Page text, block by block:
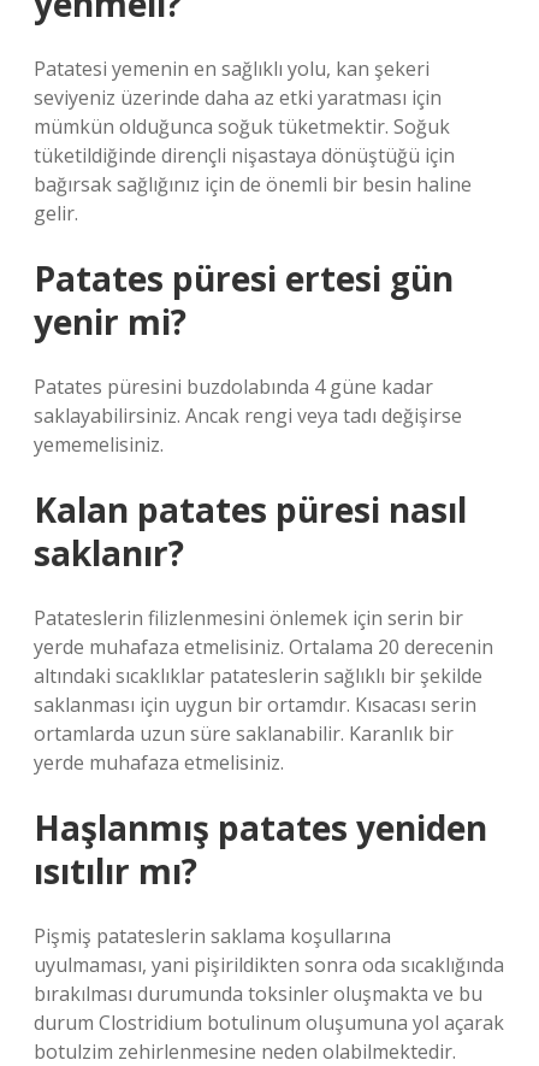
Patatesi yemenin en sağlıklı yolu, kan şekeri
seviyeniz üzerinde daha az etki yaratması için
mümkün olduğunca soğuk tüketmektir. Soğuk
tüketildiğinde dirençli nişastaya dönüştüğü için
bağırsak sağlığınız için de önemli bir besin haline
gelir.
Patates püresi ertesi gün
yenir mi?
Patates püresini buzdolabında 4 güne kadar
saklayabilirsiniz. Ancak rengi veya tadı değişirse
yememelisiniz.
Kalan patates püresi nasıl
saklanır?
Patateslerin filizlenmesini önlemek için serin bir
yerde muhafaza etmelisiniz. Ortalama 20 derecenin
altındaki sıcaklıklar patateslerin sağlıklı bir şekilde
saklanması için uygun bir ortamdır. Kısacası serin
ortamlarda uzun süre saklanabilir. Karanlık bir
yerde muhafaza etmelisiniz.
Haşlanmış patates yeniden
ısıtılır mı?
Pişmiş patateslerin saklama koşullarına
uyulmaması, yani pişirildikten sonra oda sıcaklığında
bırakılması durumunda toksinler oluşmakta ve bu
durum Clostridium botulinum oluşumuna yol açarak
botulzim zehirlenmesine neden olabilmektedir.